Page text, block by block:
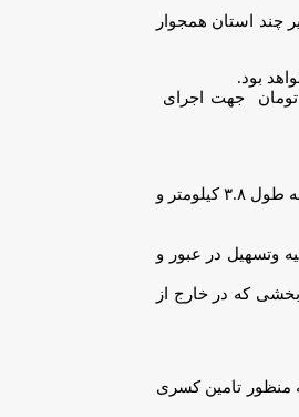
چند استان همجوار
بود.
به تكميل زيرساخت‌های ناحيه صنعتی چنارشاهیجان در شهرستان كوهچنار گفت: پروژه های به ارزش 22میلیارد تومان جهت اجرای
عظیمی با بیان اینکه یکی از مشکلات این ناحیه صنعتی تامین برق پایدار است گفت: با پیگیری‌های انجام شده اجرای خط اختصاصی برق دومداره از پست برق تا شهرک صنعتی به طول ۳.۸ کیلومتر و
تردد وسایل نقلیه وتسهیل در عبور و
انجام و بخشی که در خارج از
منظور تامین کسری